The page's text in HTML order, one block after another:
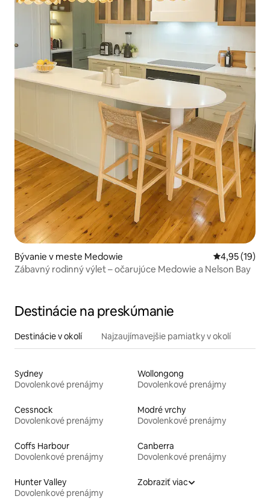
Bývanie v meste Medowie Priemerné
4,95 (19)
Zábavný rodinný výlet – očarujúce Medowie a Nelson Bay
Destinácie na preskúmanie
Destinácie v okolí Najzaujímavejšie pamiatky v okolí
Sydney
Dovolenkové prenájmy
Wollongong
Dovolenkové prenájmy
Cessnock
Dovolenkové prenájmy
Modré vrchy
Dovolenkové prenájmy
Coffs Harbour
Dovolenkové prenájmy
Canberra
Dovolenkové prenájmy
Hunter Valley
Dovolenkové prenájmy
Zobraziť viac